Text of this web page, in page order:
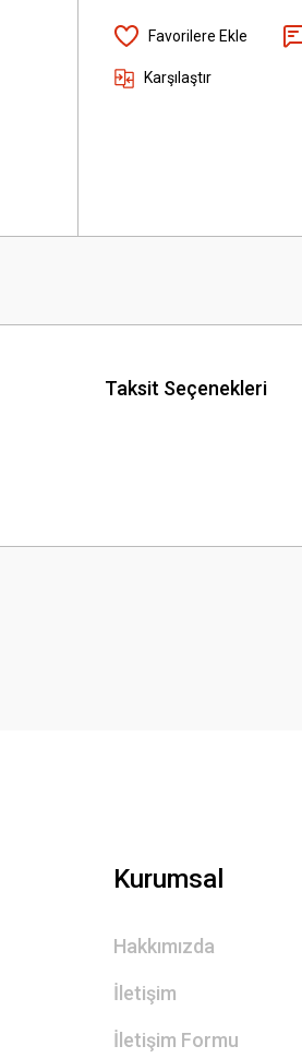
Karşılaştır
Taksit Seçenekleri
Kurumsal
Hakkımızda
İletişim
İletişim Formu